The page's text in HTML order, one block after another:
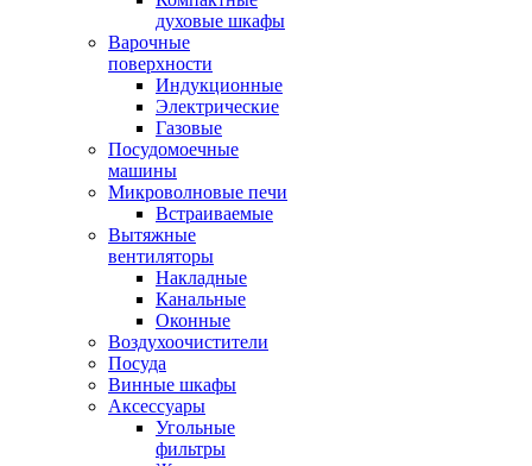
духовые шкафы
Варочные
поверхности
Индукционные
Электрические
Газовые
Посудомоечные
машины
Микроволновые печи
Встраиваемые
Вытяжные
вентиляторы
Накладные
Канальные
Оконные
Воздухоочистители
Посуда
Винные шкафы
Аксессуары
Угольные
фильтры